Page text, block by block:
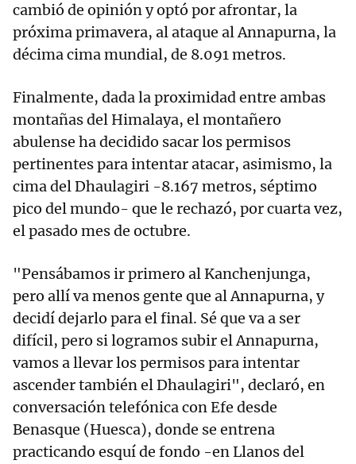
cambió de opinión y optó por afrontar, la
próxima primavera, al ataque al Annapurna, la
décima cima mundial, de 8.091 metros.
Finalmente, dada la proximidad entre ambas
montañas del Himalaya, el montañero
abulense ha decidido sacar los permisos
pertinentes para intentar atacar, asimismo, la
cima del Dhaulagiri -8.167 metros, séptimo
pico del mundo- que le rechazó, por cuarta vez,
el pasado mes de octubre.
"Pensábamos ir primero al Kanchenjunga,
pero allí va menos gente que al Annapurna, y
decidí dejarlo para el final. Sé que va a ser
difícil, pero si logramos subir el Annapurna,
vamos a llevar los permisos para intentar
ascender también el Dhaulagiri", declaró, en
conversación telefónica con Efe desde
Benasque (Huesca), donde se entrena
practicando esquí de fondo -en Llanos del